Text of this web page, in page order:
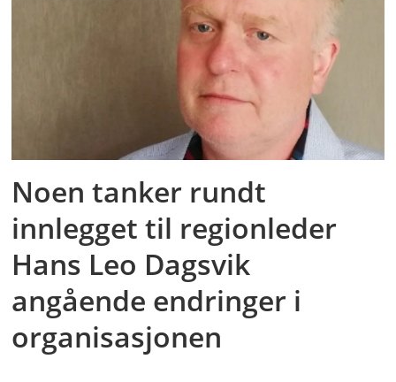
Noen tanker rundt
innlegget til regionleder
Hans Leo Dagsvik
angående endringer i
organisasjonen